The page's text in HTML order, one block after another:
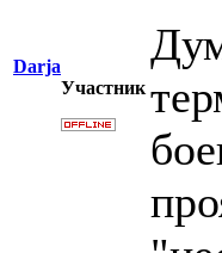
Darja
Участник